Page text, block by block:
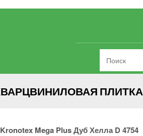
ПЛИТКА
Mega Plus Дуб Хелла D 4754